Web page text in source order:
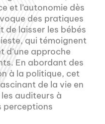
et l’autonomie dès
des pratiques
de laisser les bébés
qui témoignent
d’une approche
En abordant des
à la politique, cet
de la vie en
auditeurs à
perceptions